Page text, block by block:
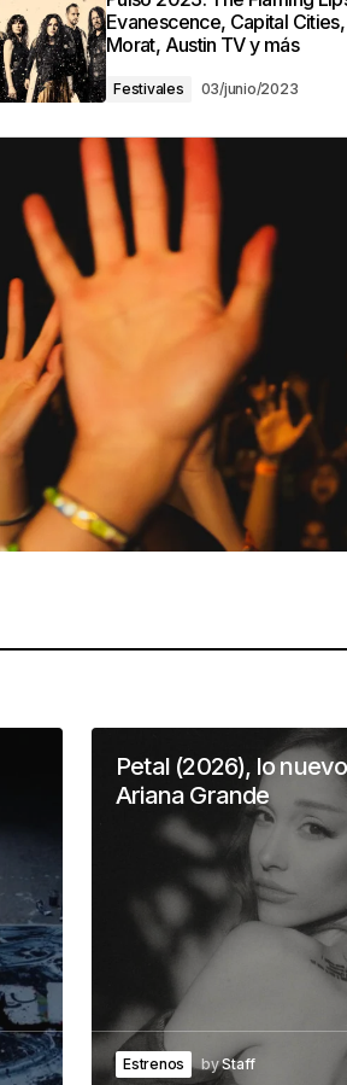
Evanescence, Capital Cities,
Morat, Austin TV y más
Festivales 03/junio/2023
Petal (2026), lo
Ariana Grande
Estrenos byStaff